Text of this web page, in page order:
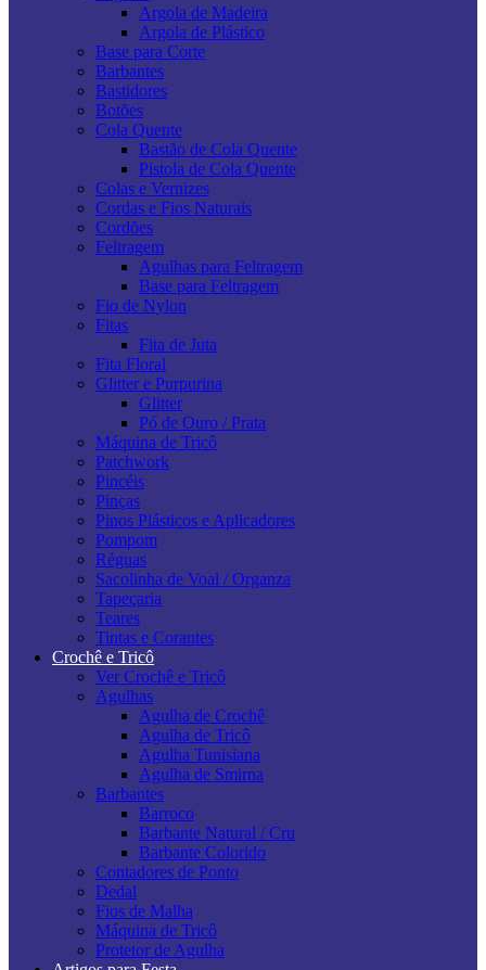
Argola de Madeira
Argola de Plástico
Base para Corte
Barbantes
Bastidores
Botões
Cola Quente
Bastão de Cola Quente
Pistola de Cola Quente
Colas e Vernizes
Cordas e Fios Naturais
Cordões
Feltragem
Agulhas para Feltragem
Base para Feltragem
Fio de Nylon
Fitas
Fita de Juta
Fita Floral
Glitter e Purpurina
Glitter
Pó de Ouro / Prata
Máquina de Tricô
Patchwork
Pincéis
Pinças
Pinos Plásticos e Aplicadores
Pompom
Réguas
Sacolinha de Voal / Organza
Tapeçaria
Teares
Tintas e Corantes
Crochê e Tricô
Ver Crochê e Tricô
Agulhas
Agulha de Crochê
Agulha de Tricô
Agulha Tunisiana
Agulha de Smirna
Barbantes
Barroco
Barbante Natural / Cru
Barbante Colorido
Contadores de Ponto
Dedal
Fios de Malha
Máquina de Tricô
Protetor de Agulha